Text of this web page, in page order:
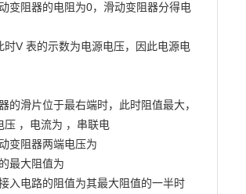
变阻器的电阻为0，滑动变阻器分得电
时V 表的示数为电源电压，因此电源电
的滑片位于最右端时，此时阻值最大，
压 ，电流为 ，串联电
变阻器两端电压为
最大阻值为
入电路的阻值为其最大阻值的一半时